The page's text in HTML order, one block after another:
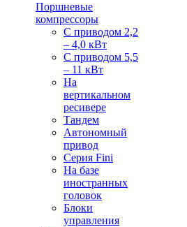
Поршневые
компрессоры
С приводом 2,2
– 4,0 кВт
С приводом 5,5
– 11 кВт
На
вертикальном
ресивере
Тандем
Автономный
привод
Серия Fini
На базе
иностранных
головок
Блоки
управления